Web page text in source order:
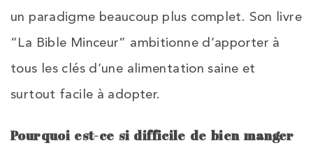
un paradigme beaucoup plus complet. Son livre
“La Bible Minceur” ambitionne d’apporter à
tous les clés d’une alimentation saine et
surtout facile à adopter.
Pourquoi est-ce si difficile de bien manger